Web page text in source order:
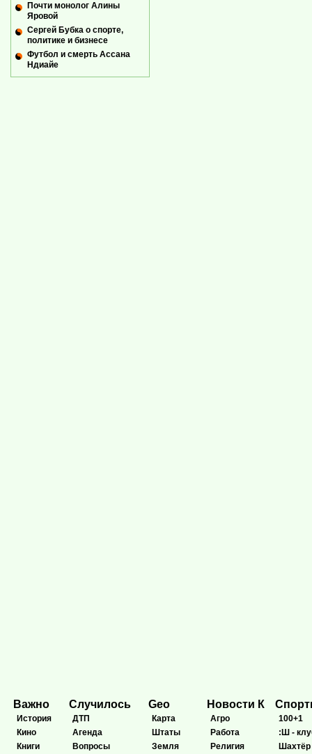
Почти монолог Алины
Яровой
Сергей Бубка о спорте,
политике и бизнесе
Футбол и смерть Ассана
Ндиайе
Важно
История
Кино
Книги
Случилось
ДТП
Агенда
Вопросы
Geo
Карта
Штаты
Земля
Новости К
Агро
Работа
Религия
100+1
:Ш -
Шахтёр